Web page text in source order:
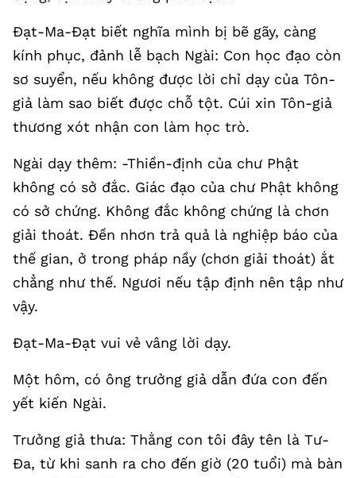
Đạt-Ma-Đạt biết nghĩa mình bị bẽ gãy, càng
kính phục, đảnh lễ bạch Ngài: Con học đạo còn
sơ suyển, nếu không được lời chỉ dạy của Tôn-
giả làm sao biết được chỗ tột. Cúi xin Tôn-giả
thương xót nhận con làm học trò.
Ngài dạy thêm: -Thiền-định của chư Phật
không có sở đắc. Giác đạo của chư Phật không
có sở chứng. Không đắc không chứng là chơn
giải thoát. Đền nhơn trả quả là nghiệp báo của
thế gian, ở trong pháp nầy (chơn giải thoát) ắt
chẳng như thế. Ngươi nếu tập định nên tập như
vậy.
Đạt-Ma-Đạt vui vẻ vâng lời dạy.
Một hôm, có ông trưởng giả dẫn đứa con đến
yết kiến Ngài.
Trưởng giả thưa: Thằng con tôi đây tên là Tư-
Đa, từ khi sanh ra cho đến giờ (20 tuổi) mà bàn